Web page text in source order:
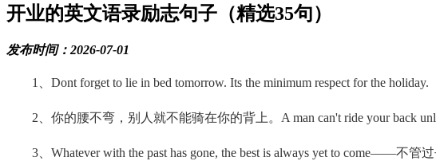
开业的英文语录励志句子（精选35句）
发布时间：2026-07-01
1、Dont forget to lie in bed tomorrow. Its the minimum respect for the holiday.
2、你的腰不弯，别人就不能骑在你的背上。A man can't ride your back
3、Whatever with the past has gone, the best is always yet to come——不